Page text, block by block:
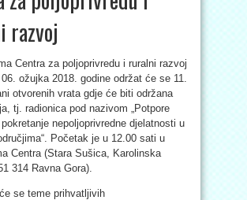
razvoj
Centra za poljoprivredu i ruralni razvoj
ožujka 2018. godine održat će se 11.
otvorenih vrata gdje će biti održana
tj. radionica pod nazivom „Potpore
nepoljoprivredne djelatnosti u
Početak je u 12.00 sati u
Centra (Stara Sušica, Karolinska
314 Ravna Gora).
se teme prihvatljivih